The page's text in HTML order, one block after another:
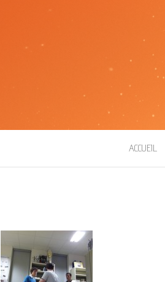
ROBOT ESEO
ACCUEIL